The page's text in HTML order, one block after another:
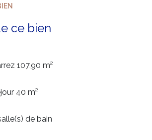
qui ne ressemble à aucune autre.
ce bien
107,90 m²
40 m²
de bain